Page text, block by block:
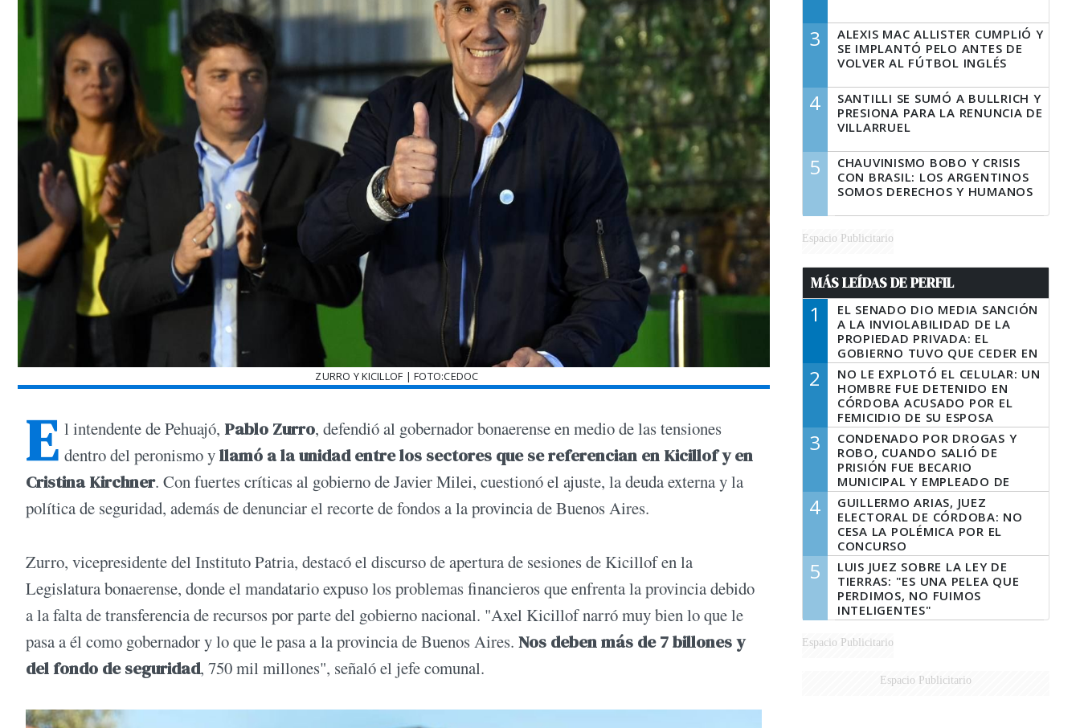
ZURRO Y KICILLOF | FOTO:CEDOC
E l intendente de Pehuajó, Pablo Zurro, defendió al gobernador bonaerense en medio de las tensiones
dentro del peronismo yllamó a la unidad entre los sectores que se referencian en Kicillof y en
Cristina Kirchner. Con fuertes críticas al gobierno de Javier Milei, cuestionó el ajuste, la deuda externa y la
política de seguridad, además de denunciar el recorte de fondos a la provincia de Buenos Aires.
Zurro, vicepresidente del Instituto Patria, destacó el discurso de apertura de sesiones de Kicillof en la
Legislatura bonaerense, donde el mandatario expuso los problemas financieros que enfrenta la provincia debido
a la falta de transferencia de recursos por parte del gobierno nacional. "Axel Kicillof narró muy bien lo que le
pasa a él como gobernador y lo que le pasa a la provincia de Buenos Aires. Nos deben más de 7 billones y
del fondo de seguridad, 750 mil millones", señaló el jefe comunal.
3
ALEXIS MAC ALLISTER CUMPLIÓ Y
SE IMPLANTÓ PELO ANTES DE
VOLVER AL FÚTBOL INGLÉS
4
SANTILLI SE SUMÓ A BULLRICH Y
PRESIONA PARA LA RENUNCIA DE
VILLARRUEL
5
CHAUVINISMO BOBO Y CRISIS
CON BRASIL: LOS ARGENTINOS
SOMOS DERECHOS Y HUMANOS
Espacio Publicitario
MÁS LEÍDAS DE PERFIL
1
EL SENADO DIO MEDIA SANCIÓN
A LA INVIOLABILIDAD DE LA
PROPIEDAD PRIVADA: EL
GOBIERNO TUVO QUE CEDER EN
LA LEY DEL MANEJO DEL FUEGO
2
NO LE EXPLOTÓ EL CELULAR: UN
HOMBRE FUE DETENIDO EN
CÓRDOBA ACUSADO POR EL
FEMICIDIO DE SU ESPOSA
3
CONDENADO POR DROGAS Y
ROBO, CUANDO SALIÓ DE
PRISIÓN FUE BECARIO
MUNICIPAL Y EMPLEADO DE
SENAF
4
GUILLERMO ARIAS, JUEZ
ELECTORAL DE CÓRDOBA: NO
CESA LA POLÉMICA POR EL
CONCURSO
5
LUIS JUEZ SOBRE LA LEY DE
TIERRAS: "ES UNA PELEA QUE
PERDIMOS, NO FUIMOS
INTELIGENTES"
Espacio Publicitario
Espacio Publicitario